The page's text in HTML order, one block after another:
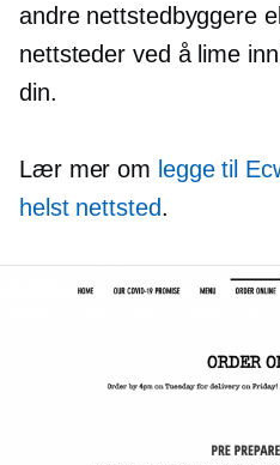
andre nettstedbyggere
nettsteder ved å lime
din.
Lær mer om legge til
helst nettsted.